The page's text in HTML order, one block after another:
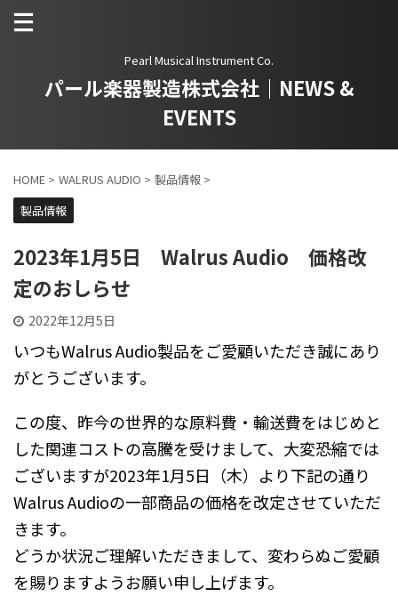
Pearl Musical Instrument Co.
パール楽器製造株式会社｜NEWS &
EVENTS
HOME > WALRUS AUDIO > 製品情報 >
製品情報
2023年1月5日 Walrus Audio 価格改
定のおしらせ
2022年12月5日
いつもWalrus Audio製品をご愛顧いただき誠にあり
がとうございます。
この度、昨今の世界的な原料費・輸送費をはじめと
した関連コストの高騰を受けまして、大変恐縮では
ございますが2023年1月5日（木）より下記の通り
Walrus Audioの一部商品の価格を改定させていただ
きます。
どうか状況ご理解いただきまして、変わらぬご愛顧
を賜りますようお願い申し上げます。